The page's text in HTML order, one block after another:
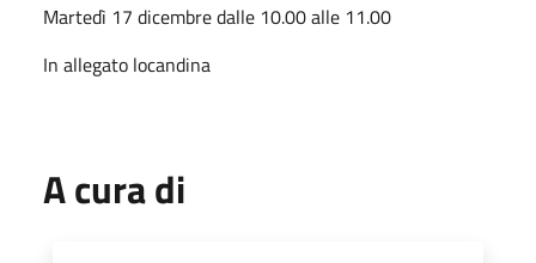
Martedì 17 dicembre dalle 10.00 alle 11.00
In allegato locandina
A cura di